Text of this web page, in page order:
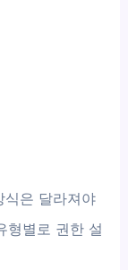
식은 달라져야
형별로 권한 설